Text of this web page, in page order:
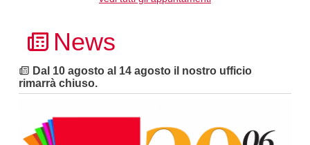
News
Dal 10 agosto al 14 agosto il nostro ufficio
rimarrà chiuso.